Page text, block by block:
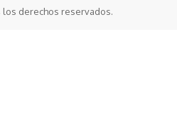
derechos reservados.